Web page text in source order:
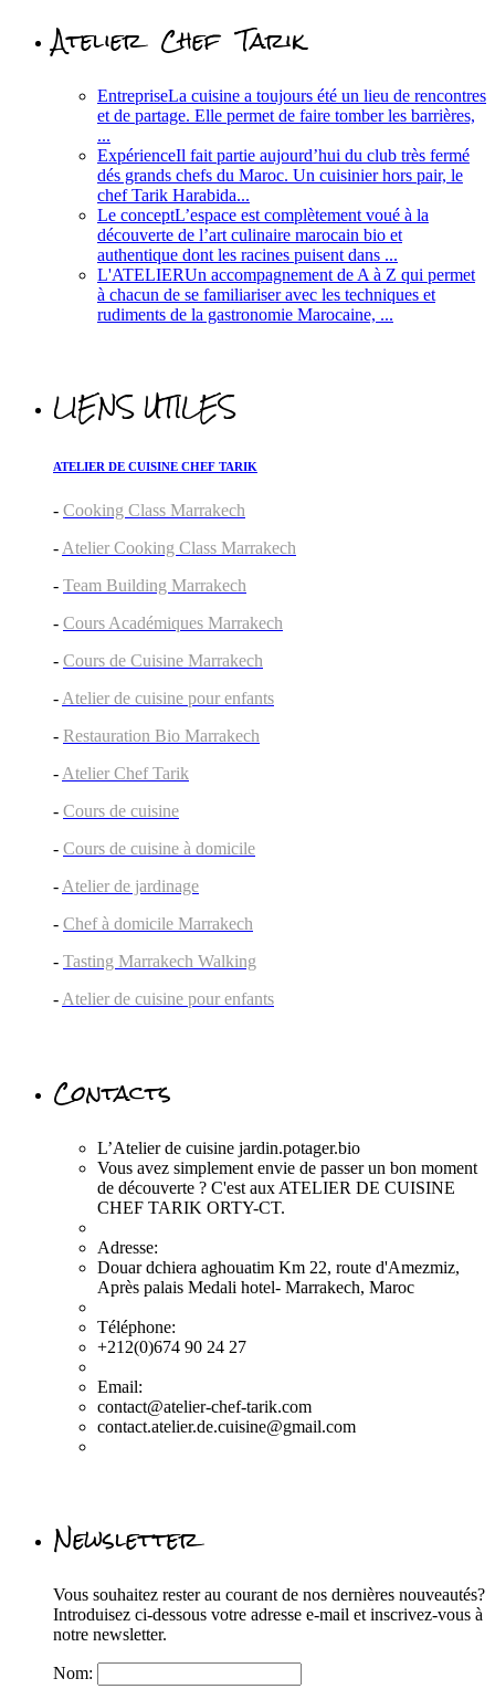
Atelier Chef Tarik
EntrepriseLa cuisine a toujours été un lieu de rencontres
et de partage. Elle permet de faire tomber les barrières,
...
ExpérienceIl fait partie aujourd’hui du club très fermé
dés grands chefs du Maroc. Un cuisinier hors pair, le
chef Tarik Harabida...
Le conceptL’espace est complètement voué à la
découverte de l’art culinaire marocain bio et
authentique dont les racines puisent dans ...
L'ATELIERUn accompagnement de A à Z qui permet
à chacun de se familiariser avec les techniques et
rudiments de la gastronomie Marocaine, ...
LIENS UTILES
ATELIER DE CUISINE CHEF TARIK
- Cooking Class Marrakech
- Atelier Cooking Class Marrakech
- Team Building Marrakech
- Cours Académiques Marrakech
- Cours de Cuisine Marrakech
- Atelier de cuisine pour enfants
- Restauration Bio Marrakech
- Atelier Chef Tarik
- Cours de cuisine
- Cours de cuisine à domicile
- Atelier de jardinage
- Chef à domicile Marrakech
- Tasting Marrakech Walking
- Atelier de cuisine pour enfants
Contacts
L’Atelier de cuisine jardin.potager.bio
Vous avez simplement envie de passer un bon moment
de découverte ? C'est aux ATELIER DE CUISINE
CHEF TARIK ORTY-CT.
Adresse:
Douar dchiera aghouatim Km 22, route d'Amezmiz,
Après palais Medali hotel- Marrakech, Maroc
Téléphone:
+212(0)674 90 24 27
Email:
contact@atelier-chef-tarik.com
contact.atelier.de.cuisine@gmail.com
Newsletter
Vous souhaitez rester au courant de nos dernières nouveautés?
Introduisez ci-dessous votre adresse e-mail et inscrivez-vous à
notre newsletter.
Nom: